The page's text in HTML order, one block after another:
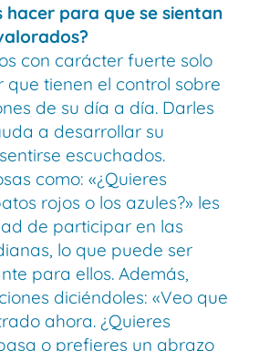
hacer para que se sientan
con carácter fuerte solo
que tienen el control sobre
de su día a día. Darles
a desarrollar su
escuchados.
como: «¿Quieres
rojos o los azules?» les
de participar en las
lo que puede ser
para ellos. Además,
diciéndoles: «Veo que
ahora. ¿Quieres
o prefieres un abrazo